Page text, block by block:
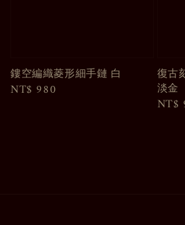
鏤空編織菱形細手鏈 白
Regular
NT$ 980
復古
淡金
NT$